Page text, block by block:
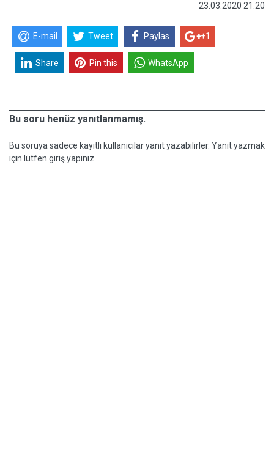
23.03.2020 21:20
E-mail Tweet Paylas +1
Share Pin this WhatsApp
Bu soru henüz yanıtlanmamış.
Bu soruya sadece kayıtlı kullanıcılar yanıt yazabilirler. Yanıt yazmak
için lütfen giriş yapınız.